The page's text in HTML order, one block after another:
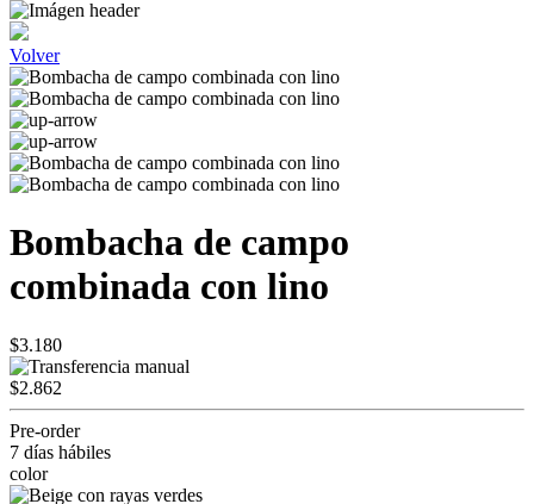
Volver
Bombacha de campo
combinada con lino
$3.180
$2.862
Pre-order
7 días hábiles
color